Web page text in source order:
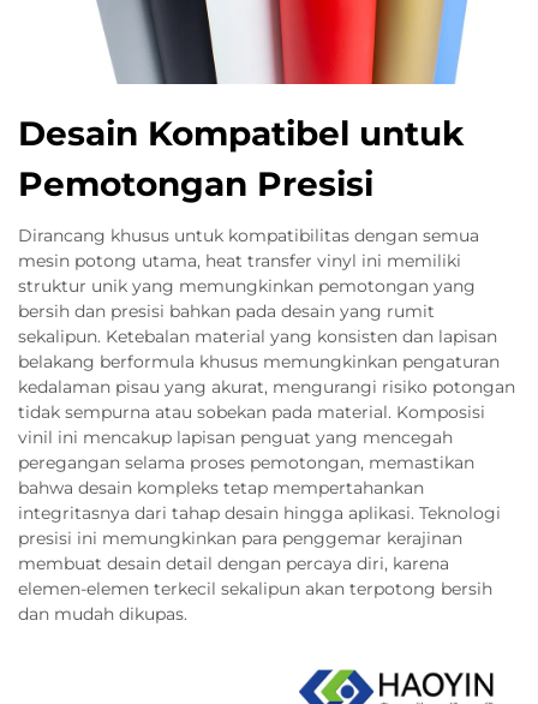
Desain Kompatibel untuk
Pemotongan Presisi
Dirancang khusus untuk kompatibilitas dengan semua
mesin potong utama, heat transfer vinyl ini memiliki
struktur unik yang memungkinkan pemotongan yang
bersih dan presisi bahkan pada desain yang rumit
sekalipun. Ketebalan material yang konsisten dan lapisan
belakang berformula khusus memungkinkan pengaturan
kedalaman pisau yang akurat, mengurangi risiko potongan
tidak sempurna atau sobekan pada material. Komposisi
vinil ini mencakup lapisan penguat yang mencegah
peregangan selama proses pemotongan, memastikan
bahwa desain kompleks tetap mempertahankan
integritasnya dari tahap desain hingga aplikasi. Teknologi
presisi ini memungkinkan para penggemar kerajinan
membuat desain detail dengan percaya diri, karena
elemen-elemen terkecil sekalipun akan terpotong bersih
dan mudah dikupas.